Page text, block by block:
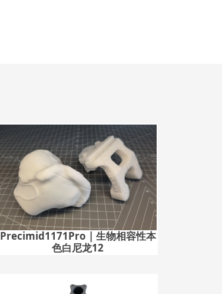
Precimid1171Pro | 生物相容性本
色白尼龙12